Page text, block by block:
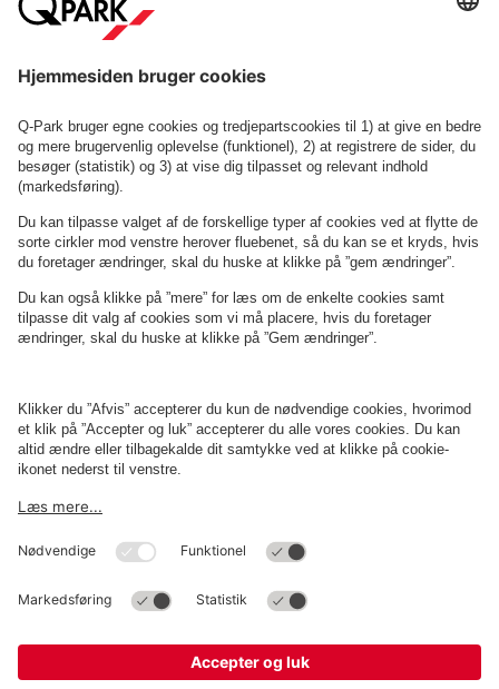
Kattegatcenteret
OmQ-Park
Erhverv
Betingelser og politikker
Cookieindstillinger